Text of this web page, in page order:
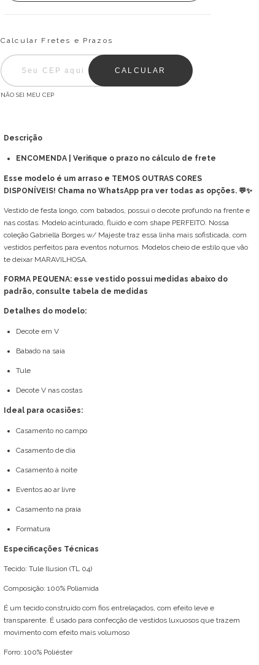
Calcular Fretes e Prazos
CALCULAR
NÃO SEI MEU CEP
Descrição
ENCOMENDA | Verifique o prazo no cálculo de frete
Esse modelo é um arraso e TEMOS OUTRAS CORES
DISPONÍVEIS! Chama no WhatsApp pra ver todas as opções. 💬✨
Vestido de festa longo, com babados, possui o decote profundo na frente e
nas costas. Modelo acinturado, fluido e com shape PERFEITO. Nossa
coleção Gabriella Borges w/ Majeste traz essa linha mais sofisticada, com
vestidos perfeitos para eventos noturnos. Modelos cheio de estilo que vão
te deixar MARAVILHOSA.
FORMA PEQUENA: esse vestido possui medidas abaixo do
padrão, consulte tabela de medidas
Detalhes do modelo:
Decote em V
Babado na saia
Tule
Decote V nas costas
Ideal para ocasiões:
Casamento no campo
Casamento de dia
Casamento à noite
Eventos ao ar livre
Casamento na praia
Formatura
Especificações Técnicas
Tecido: Tule Ilusion (TL 04)
Composição: 100% Poliamida
É um tecido construído com fios entrelaçados, com efeito leve e
transparente. É usado para confecção de vestidos luxuosos que trazem
movimento com efeito mais volumoso
Forro: 100% Poliéster